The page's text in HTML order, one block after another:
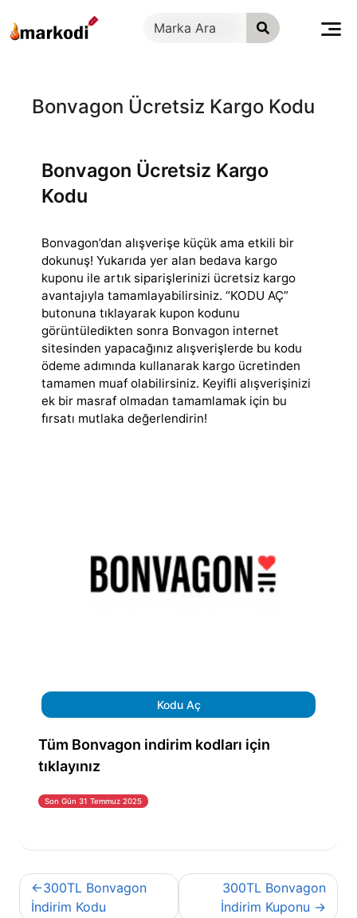
geç
Bonvagon Ücretsiz Kargo Kodu
Bonvagon Ücretsiz Kargo
Kodu
Bonvagon’dan alışverişe küçük ama etkili bir
dokunuş! Yukarıda yer alan bedava kargo
kuponu ile artık siparişlerinizi ücretsiz kargo
avantajıyla tamamlayabilirsiniz. “KODU AÇ”
butonuna tıklayarak kupon kodunu
görüntüledikten sonra Bonvagon internet
sitesinden yapacağınız alışverişlerde bu kodu
ödeme adımında kullanarak kargo ücretinden
tamamen muaf olabilirsiniz. Keyifli alışverişinizi
ek bir masraf olmadan tamamlamak için bu
fırsatı mutlaka değerlendirin!
Kodu Aç
Tüm Bonvagon indirim kodları için
tıklayınız
Son Gün 31 Temmuz 2025
Yazı
gezinmesi
300TL Bonvagon
İndirim Kodu
300TL Bonvagon
İndirim Kuponu